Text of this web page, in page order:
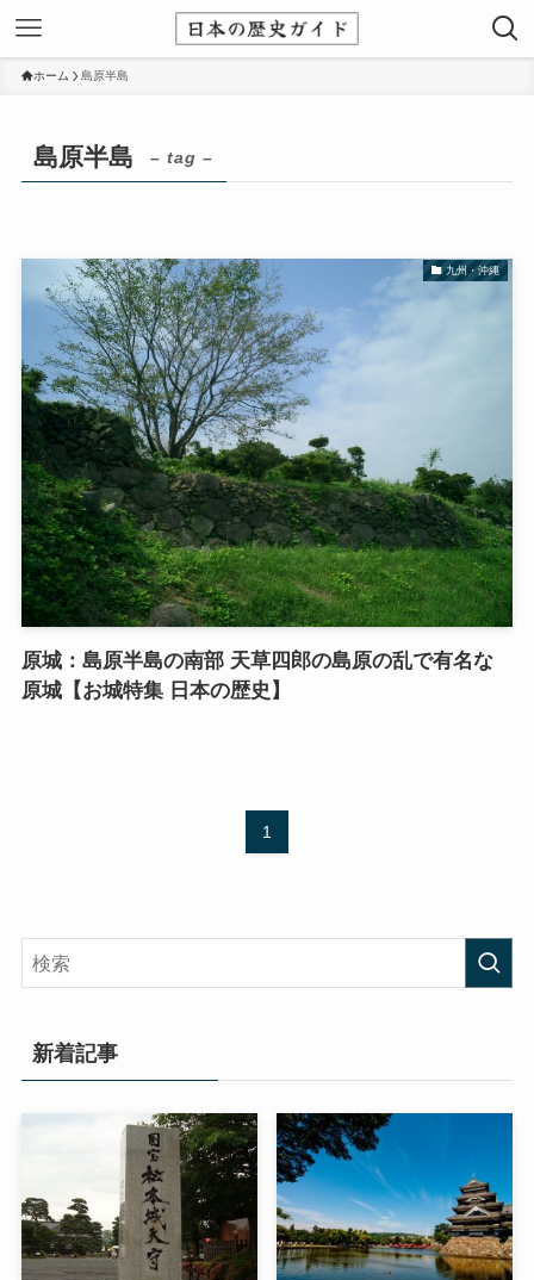
ホーム 島原半島
島原半島 – tag –
九州・沖縄
原城：島原半島の南部 天草四郎の島原の乱で有名な
原城【お城特集 日本の歴史】
1
新着記事